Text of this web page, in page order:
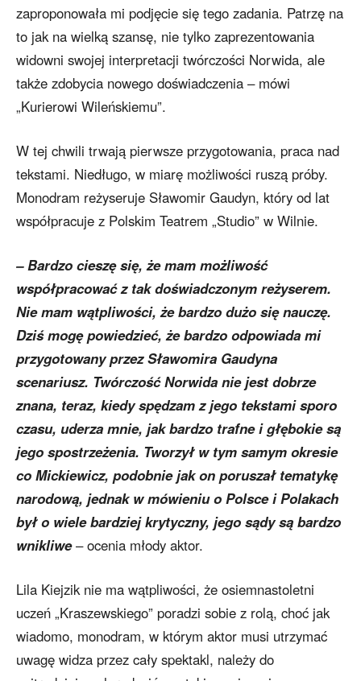
zaproponowała mi podjęcie się tego zadania. Patrzę na
to jak na wielką szansę, nie tylko zaprezentowania
widowni swojej interpretacji twórczości Norwida, ale
także zdobycia nowego doświadczenia – mówi
„Kurierowi Wileńskiemu”.
W tej chwili trwają pierwsze przygotowania, praca nad
tekstami. Niedługo, w miarę możliwości ruszą próby.
Monodram reżyseruje Sławomir Gaudyn, który od lat
współpracuje z Polskim Teatrem „Studio” w Wilnie.
– Bardzo cieszę się, że mam możliwość
współpracować z tak doświadczonym reżyserem.
Nie mam wątpliwości, że bardzo dużo się nauczę.
Dziś mogę powiedzieć, że bardzo odpowiada mi
przygotowany przez Sławomira Gaudyna
scenariusz. Twórczość Norwida nie jest dobrze
znana, teraz, kiedy spędzam z jego tekstami sporo
czasu, uderza mnie, jak bardzo trafne i głębokie są
jego spostrzeżenia. Tworzył w tym samym okresie
co Mickiewicz, podobnie jak on poruszał tematykę
narodową, jednak w mówieniu o Polsce i Polakach
był o wiele bardziej krytyczny, jego sądy są bardzo
wnikliwe– ocenia młody aktor.
Lila Kiejzik nie ma wątpliwości, że osiemnastoletni
uczeń „Kraszewskiego” poradzi sobie z rolą, choć jak
wiadomo, monodram, w którym aktor musi utrzymać
uwagę widza przez cały spektakl, należy do